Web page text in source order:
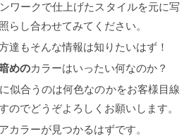
ワークで仕上げたスタイルを元に写
らし合わせてみてください。
達もそんな情報は知りたいはず！
暗めのカラーはいったい何なのか？
似合うのは何色なのかをお客様目線
のでどうぞよろしくお願いします。
カラーが見つかるはずです。